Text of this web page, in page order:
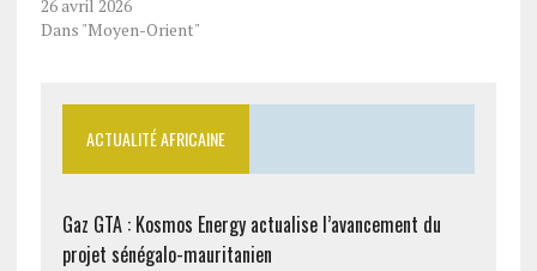
26 avril 2026
Dans "Moyen-Orient"
ACTUALITÉ AFRICAINE
Gaz GTA : Kosmos Energy actualise l’avancement du
projet sénégalo-mauritanien